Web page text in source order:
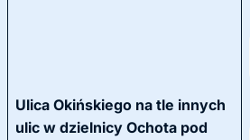
Ulica Okińskiego na tle innych
ulic w dzielnicy Ochota pod